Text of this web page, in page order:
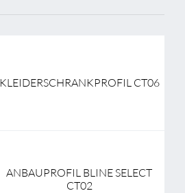
KLEIDERSCHRANKPROFIL CT06
ANBAUPROFIL BLINE SELECT
CT02